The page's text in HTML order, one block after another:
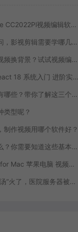
Adobe Prelude CC2022Pl视频编辑软件中文直装版
萌新小白的提问，影视剪辑需要学哪几个软件？
怎样给自己的视频换背景？试试视频编辑软件
(超清)2023 React 18 系统入门 进阶实战《欢乐购》
视频截取软件有哪些？带你了解这三个视频编辑软件
类型呢？
制作视频用哪个软件好？
云服务器是什么？你需要知道这些基本知识
Apple Motion for Mac 苹果电脑 视频编辑软件
“中药房配酸梅汤”火了，医院服务器被挤爆，网友：更适合中国宝宝体质